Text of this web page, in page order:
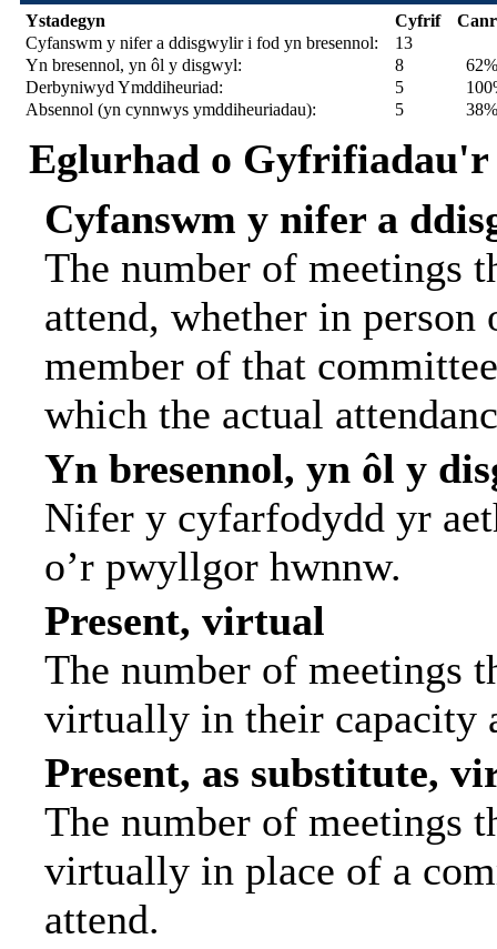
Ystadegyn Cyfrif
Cyfanswm y nifer a ddisgwylir i fod yn bresennol:
13
Yn bresennol, yn ôl y disgwyl:
8
62%
Derbyniwyd Ymddiheuriad:
5
Absennol (yn cynnwys ymddiheuriadau):
5 38%
Eglurhad o Gyfrifiadau'r
Cyfanswm y nifer a
The number of meetings
attend, whether in
member of that
which the actual
Yn bresennol, yn ôl y
Nifer y cyfarfodydd yr
o’r pwyllgor hwnnw.
Present, virtual
The number of meetings
virtually in their capacity
Present, as substitute,
The number of meetings
virtually in place of a
attend.